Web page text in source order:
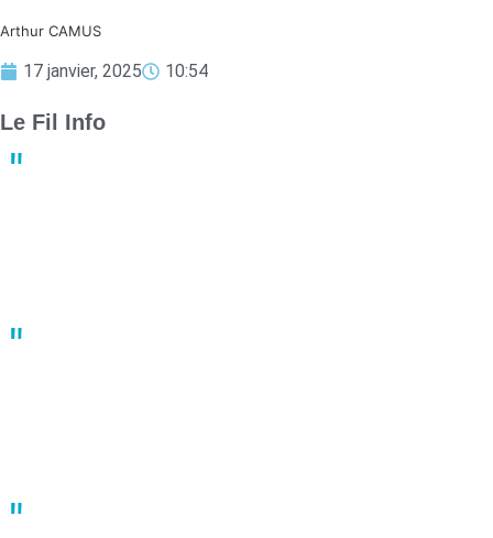
Arthur CAMUS
17 janvier, 2025 10:54
Le Fil Info